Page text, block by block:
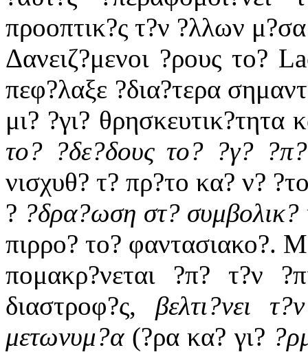
προοπτικ?ς τ?ν ?λλων
Δανειζ?μενοι ?ρους το?
πεφ?λαξε ?δια?τερα
μι? ?γι?
το? ?δε?δους το? ?γ?
νισχυθ? τ? πρ?το κα? ν?
? ?δρα?ωση στ? συμβολικ?
πιρρο? το? φαντασιακο?.
πομακρ?νεται ?π? τ?ν
διαστροφ?ς, βελτι?νει
μετωνυμ?α(?ρα κα? γι?